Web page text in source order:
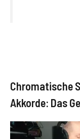
Chromatische
Akkorde: Das